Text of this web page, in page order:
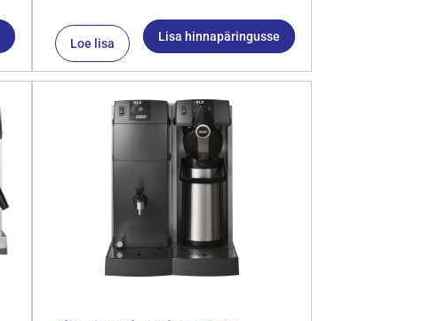
Loe lisa Lisa hinnapäringusse